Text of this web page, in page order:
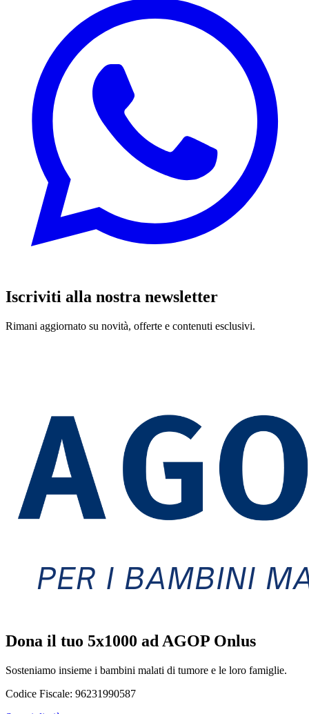
Iscriviti alla nostra newsletter
Rimani aggiornato su novità, offerte e contenuti esclusivi.
Dona il tuo 5x1000 ad AGOP Onlus
Sosteniamo insieme i bambini malati di tumore e le loro famiglie.
Codice Fiscale: 96231990587